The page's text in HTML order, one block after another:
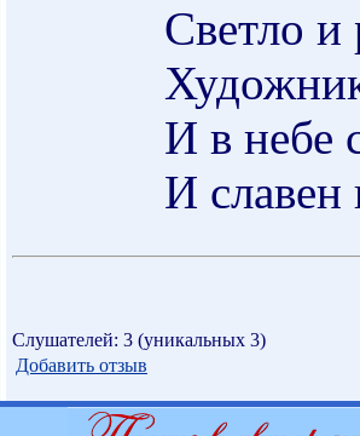
Светло и
И в небе
И
Слушателей: 3 (уникальных 3)
Добавить отзыв